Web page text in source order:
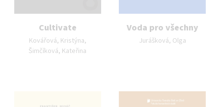
Cultivate
Autor publikace:
Kovářová, Kristýna,
Šimčíková, Kateřina
Voda pro všechny
Autor publikace:
Jurášková, Olga